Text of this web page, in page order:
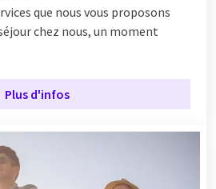
que nous vous proposons
chez nous, un moment
Plus d'infos